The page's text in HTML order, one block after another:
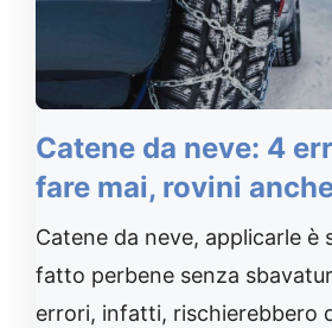
Catene da neve: 4
fare mai, rovini
Catene da neve, applicarle è
fatto perbene senza
errori, infatti, rischierebbero